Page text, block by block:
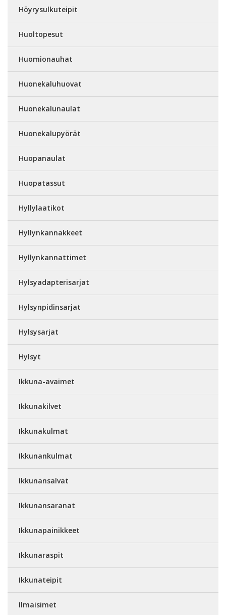
Höyrysulkuteipit
Huoltopesut
Huomionauhat
Huonekaluhuovat
Huonekalunaulat
Huonekalupyörät
Huopanaulat
Huopatassut
Hyllylaatikot
Hyllynkannakkeet
Hyllynkannattimet
Hylsyadapterisarjat
Hylsynpidinsarjat
Hylsysarjat
Hylsyt
Ikkuna-avaimet
Ikkunakilvet
Ikkunakulmat
Ikkunankulmat
Ikkunansalvat
Ikkunansaranat
Ikkunapainikkeet
Ikkunaraspit
Ikkunateipit
Ilmaisimet